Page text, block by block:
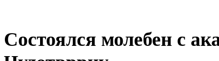
Состоялся молебен с